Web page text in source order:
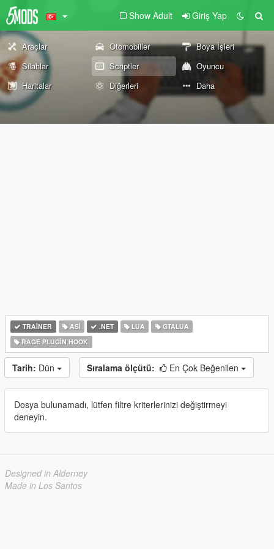
Show Adult Giriş Yap
Araçlar Otomobiller
Boya İşleri
Silahlar
Scriptler
Oyuncu
Haritalar
Diğerleri Daha
TRAINER ASI .NET LUA
GTALUA
RAGE PLUGIN HOOK
Tarih: Dün Sıralama ölçütü: En Çok Beğenilen
Dosya bulunamadı, lütfen filtre kriterlerinizi değiştirmeyi
deneyin.
Designed in Alderney
Made in Los Santos